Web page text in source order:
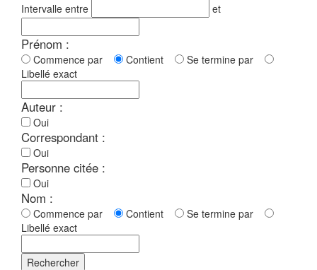
Intervalle entre et
Prénom :
Commence par Contient
Se termine par
Libellé exact
Auteur :
Oui
Correspondant :
Oui
Personne citée :
Oui
Nom :
Commence par Contient
Se termine par
Libellé exact
Rechercher